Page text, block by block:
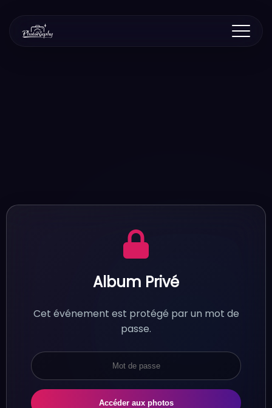
Album Privé
Cet événement est protégé par un mot de
passe.
Accéder aux photos